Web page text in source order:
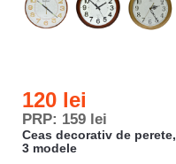
120 lei
PRP: 159 lei
Ceas decorativ de perete,
3 modele